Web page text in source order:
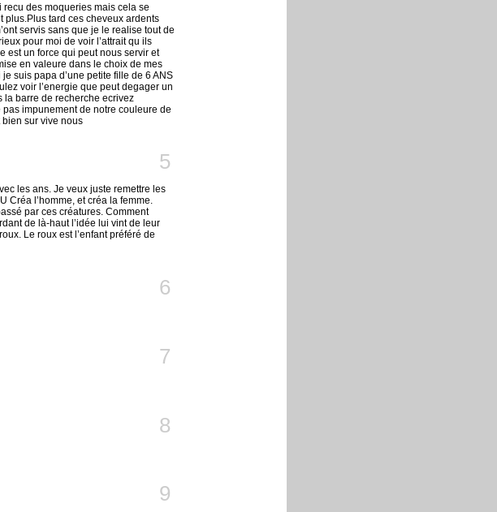
des moqueries mais cela se
tard ces cheveux ardents
servis sans que je le realise tout de
pour moi de voir l’attrait qu ils
est un force qui peut nous servir et
en valeure dans le choix de mes
suis papa d’une petite fille de 6 ANS
voir l’energie que peut degager un
barre de recherche ecrivez
impunement de notre couleure de
sur vive nous
5
les ans. Je veux juste remettre les
Créa l’homme, et créa la femme.
par ces créatures. Comment
de là-haut l’idée lui vint de leur
Le roux est l’enfant préféré de
6
7
8
9